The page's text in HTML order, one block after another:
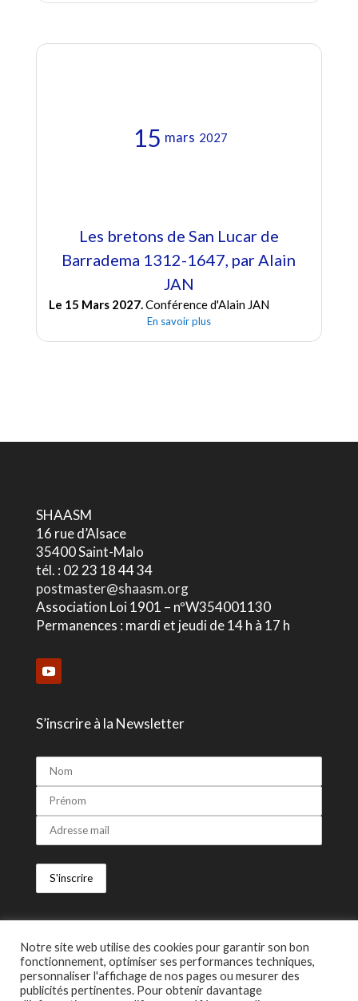
15 mars 2027
Les bretons de San Lucar de
Barradema 1312-1647, par Alain
JAN
Le 15 Mars 2027.Conférence d'Alain JAN
En savoir plus
SHAASM
16 rue d’Alsace
35400 Saint-Malo
tél. : 02 23 18 44 34
postmaster@shaasm.org
Association Loi 1901 – nºW354001130
Permanences : mardi et jeudi de 14 h à 17 h
S’inscrire à la Newsletter
Notre site web utilise des cookies pour garantir son bon
fonctionnement, optimiser ses performances techniques,
personnaliser l'affichage de nos pages ou mesurer des
publicités pertinentes. Pour obtenir davantage